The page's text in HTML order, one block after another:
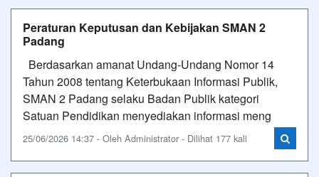
Peraturan Keputusan dan Kebijakan SMAN 2
Padang
Berdasarkan amanat Undang-Undang Nomor 14
Tahun 2008 tentang Keterbukaan Informasi Publik,
SMAN 2 Padang selaku Badan Publik kategori
Satuan Pendidikan menyediakan informasi meng
25/06/2026 14:37 - Oleh Administrator - Dilihat 177 kali